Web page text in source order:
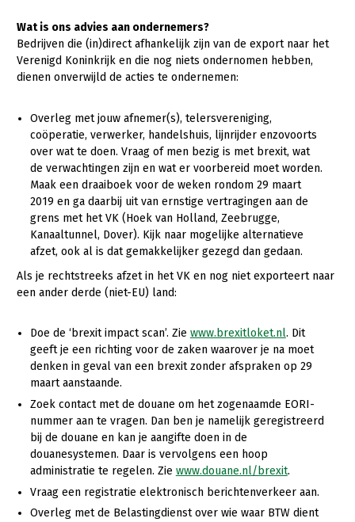
Schapenhouderij
Varkenshouderij
Vleesveehouderij
Paddenstoelen
Vollegrondsgroente
LTO Nederland
Mensen
Medewerkers
Vakgroepbestuurders
Vacatures
Pers
Contact
Wat is ons advies aan ondernemers?
Bedrijven die (in)direct afhankelijk zijn van de export naar het
Verenigd Koninkrijk en die nog niets ondernomen hebben,
dienen onverwijld de acties te ondernemen:
Overleg met jouw afnemer(s), telersvereniging,
coöperatie, verwerker, handelshuis, lijnrijder enzovoorts
over wat te doen. Vraag of men bezig is met brexit, wat
de verwachtingen zijn en wat er voorbereid moet worden.
Maak een draaiboek voor de weken rondom 29 maart
2019 en ga daarbij uit van ernstige vertragingen aan de
grens met het VK (Hoek van Holland, Zeebrugge,
Kanaaltunnel, Dover). Kijk naar mogelijke alternatieve
afzet, ook al is dat gemakkelijker gezegd dan gedaan.
Als je rechtstreeks afzet in het VK en nog niet exporteert naar
een ander derde (niet-EU) land:
Doe de ‘brexit impact scan’. Zie www.brexitloket.nl. Dit
geeft je een richting voor de zaken waarover je na moet
denken in geval van een brexit zonder afspraken op 29
maart aanstaande.
Zoek contact met de douane om het zogenaamde EORI-
nummer aan te vragen. Dan ben je namelijk geregistreerd
bij de douane en kan je aangifte doen in de
douanesystemen. Daar is vervolgens een hoop
administratie te regelen. Zie www.douane.nl/brexit.
Vraag een registratie elektronisch berichtenverkeer aan.
Overleg met de Belastingdienst over wie waar BTW dient